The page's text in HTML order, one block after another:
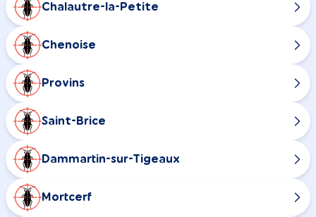
Chalautre-la-Petite
Chenoise
Provins
Saint-Brice
Dammartin-sur-Tigeaux
Mortcerf